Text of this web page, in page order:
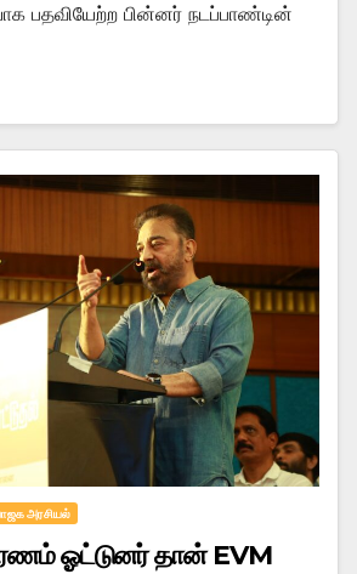
பதவியேற்ற பின்னர் நடப்பாண்டின்
அரசியல்
ஓட்டுனர் தான் EVM